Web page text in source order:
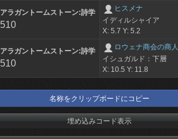
アラガントームストーン:詩学
510
ヒスメナ
イディルシャイア
X: 5.7 Y: 5.2
アラガントームストーン:詩学
510
ロウェナ商会の商人
イシュガルド：下層
X: 10.5 Y: 11.8
名称をクリップボードにコピー
埋め込みコード表示